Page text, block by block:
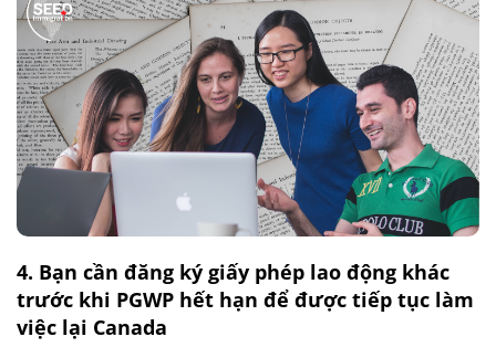
4. Bạn cần đăng ký giấy phép lao động khác
trước khi PGWP hết hạn để được tiếp tục làm
việc lại Canada